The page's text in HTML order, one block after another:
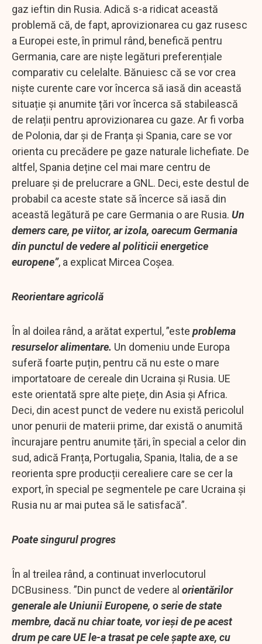
gaz ieftin din Rusia. Adică s-a ridicat această
problemă că, de fapt, aprovizionarea cu gaz rusesc
a Europei este, în primul rând, benefică pentru
Germania, care are niște legături preferențiale
comparativ cu celelalte. Bănuiesc că se vor crea
niște curente care vor încerca să iasă din această
situație și anumite țări vor încerca să stabilească
de relații pentru aprovizionarea cu gaze. Ar fi vorba
de Polonia, dar și de Franța și Spania, care se vor
orienta cu precădere pe gaze naturale lichefiate. De
altfel, Spania deține cel mai mare centru de
preluare și de prelucrare a GNL. Deci, este destul de
probabil ca aceste state să încerce să iasă din
această legătură pe care Germania o are Rusia. Un
demers care, pe viitor, ar izola, oarecum Germania
din punctul de vedere al politicii energetice
europene”, a explicat Mircea Coșea.
Reorientare agricolă
În al doilea rând, a arătat expertul, ”este problema
resurselor alimentare. Un domeniu unde Europa
suferă foarte puțin, pentru că nu este o mare
importatoare de cereale din Ucraina și Rusia. UE
este orientată spre alte piețe, din Asia și Africa.
Deci, din acest punct de vedere nu există pericolul
unor penurii de materii prime, dar există o anumită
încurajare pentru anumite țări, în special a celor din
sud, adică Franța, Portugalia, Spania, Italia, de a se
reorienta spre producții cerealiere care se cer la
export, în special pe segmentele pe care Ucraina și
Rusia nu ar mai putea să le satisfacă”.
Poate singurul progres
În al treilea rând, a continuat inverlocutorul
DCBusiness. ”Din punct de vedere al orientărilor
generale ale Uniunii Europene, o serie de state
membre, dacă nu chiar toate, vor ieși de pe acest
drum pe care UE le-a trasat pe cele șapte axe, cu